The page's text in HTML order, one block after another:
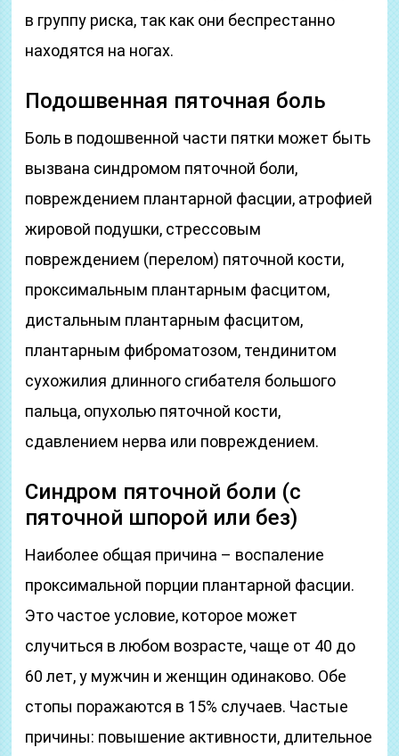
в группу риска, так как они беспрестанно
находятся на ногах.
Подошвенная пяточная боль
Боль в подошвенной части пятки может быть
вызвана синдромом пяточной боли,
повреждением плантарной фасции, атрофией
жировой подушки, стрессовым
повреждением (перелом) пяточной кости,
проксимальным плантарным фасцитом,
дистальным плантарным фасцитом,
плантарным фиброматозом, тендинитом
сухожилия длинного сгибателя большого
пальца, опухолью пяточной кости,
сдавлением нерва или повреждением.
Синдром пяточной боли (с
пяточной шпорой или без)
Наиболее общая причина – воспаление
проксимальной порции плантарной фасции.
Это частое условие, которое может
случиться в любом возрасте, чаще от 40 до
60 лет, у мужчин и женщин одинаково. Обе
стопы поражаются в 15% случаев. Частые
причины: повышение активности, длительное